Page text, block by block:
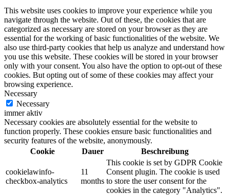
This website uses cookies to improve your experience while you
navigate through the website. Out of these, the cookies that are
categorized as necessary are stored on your browser as they are
essential for the working of basic functionalities of the website. We
also use third-party cookies that help us analyze and understand how
you use this website. These cookies will be stored in your browser
only with your consent. You also have the option to opt-out of these
cookies. But opting out of some of these cookies may affect your
browsing experience.
Necessary
Necessary
immer aktiv
Necessary cookies are absolutely essential for the website to
function properly. These cookies ensure basic functionalities and
security features of the website, anonymously.
Cookie
Dauer Beschreibung
cookielawinfo-
checkbox-analytics
11
months
This cookie is set by GDPR Cookie
Consent plugin. The cookie is used
to store the user consent for the
cookies in the category "Analytics".